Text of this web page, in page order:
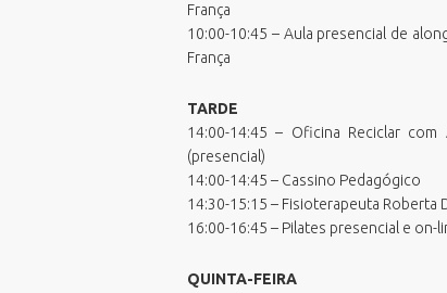
França
10:00-10:45 – Aula presencial de
França
TARDE
14:00-14:45 – Oficina Reciclar com
(presencial)
14:00-14:45 – Cassino Pedagógico
14:30-15:15 – Fisioterapeuta Roberta
16:00-16:45 – Pilates presencial e on-
QUINTA-FEIRA